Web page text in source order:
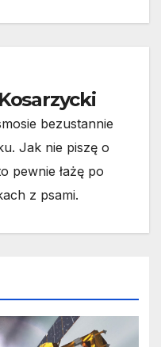
bezustannie
Jak nie piszę o
pewnie łażę po
z psami.